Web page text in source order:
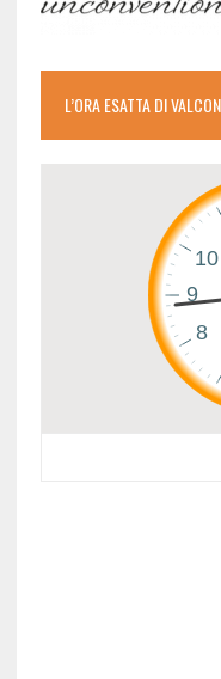
L’ORA ESATTA DI